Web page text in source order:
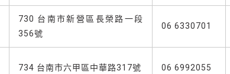
730 台南市新營區長榮路一段
356號
06 6330701
734 台南市六甲區中華路317號 06 6992055